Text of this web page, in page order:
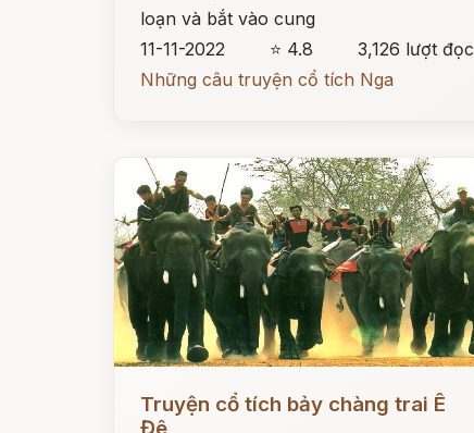
loạn và bắt vào cung
11-11-2022
⭐ 4.8
3,126 lượt đọc
Những câu truyện cổ tích Nga
Truyện cổ tích bảy chàng trai Ê